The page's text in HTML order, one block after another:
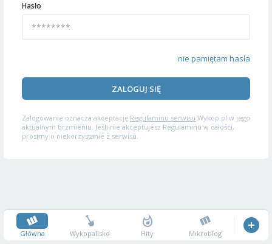
Hasło
nie pamiętam hasła
ZALOGUJ SIĘ
Zalogowanie oznacza akceptację Regulaminu serwisu Wykop.pl w jego
aktualnym brzmieniu. Jeśli nie akceptujesz Regulaminu w całości,
prosimy o niekorzystanie z serwisu.
Główna Wykopalisko Hity Mikroblog